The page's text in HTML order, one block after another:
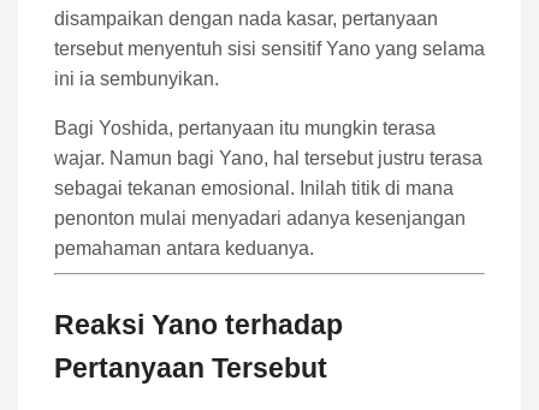
disampaikan dengan nada kasar, pertanyaan
tersebut menyentuh sisi sensitif Yano yang selama
ini ia sembunyikan.
Bagi Yoshida, pertanyaan itu mungkin terasa
wajar. Namun bagi Yano, hal tersebut justru terasa
sebagai tekanan emosional. Inilah titik di mana
penonton mulai menyadari adanya kesenjangan
pemahaman antara keduanya.
Reaksi Yano terhadap
Pertanyaan Tersebut